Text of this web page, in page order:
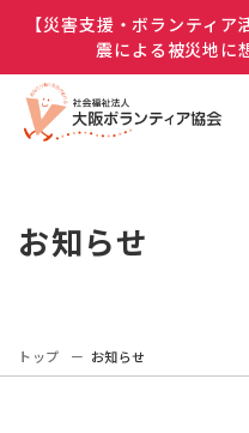
【災害支援・ボランティ
震による被災地に
お知らせ
トップ お知らせ